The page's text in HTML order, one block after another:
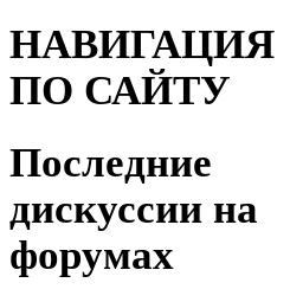
НАВИГАЦИЯ
ПО САЙТУ
Последние
дискуссии на
форумах